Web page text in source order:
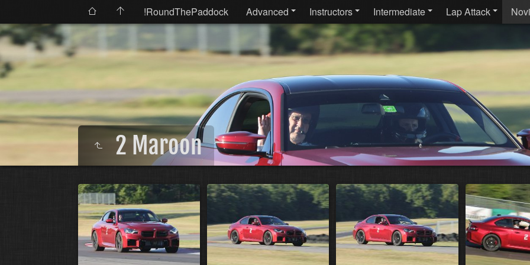
!RoundThePaddock Advanced Instructors Intermediate Lap Attack
2 Maroon